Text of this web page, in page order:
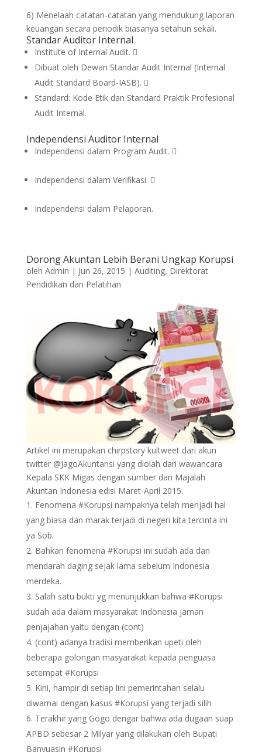
6) Menelaah catatan-catatan yang mendukung laporan
keuangan secara periodik biasanya setahun sekali.
Standar Auditor Internal
Institute of Internal Audit. 
Dibuat oleh Dewan Standar Audit Internal (Internal
Audit Standard Board-IASB). 
Standard: Kode Etik dan Standard Praktik Profesional
Audit Internal.
Independensi Auditor Internal
Independensi dalam Program Audit. 
Independensi dalam Verifikasi. 
Independensi dalam Pelaporan.
Dorong Akuntan Lebih Berani Ungkap Korupsi
oleh Admin | Jun 26, 2015 | Auditing, Direktorat
Pendidikan dan Pelatihan
Artikel ini merupakan chirpstory kultweet dari akun
twitter @JagoAkuntansi yang diolah dari wawancara
Kepala SKK Migas dengan sumber dari Majalah
Akuntan Indonesia edisi Maret-April 2015.
Fenomena #Korupsi nampaknya telah menjadi hal
yang biasa dan marak terjadi di negeri kita tercinta ini
ya Sob.
Bahkan fenomena #Korupsi ini sudah ada dan
mendarah daging sejak lama sebelum Indonesia
merdeka.
Salah satu bukti yg menunjukkan bahwa #Korupsi
sudah ada dalam masyarakat Indonesia jaman
penjajahan yaitu dengan (cont)
(cont) adanya tradisi memberikan upeti oleh
beberapa golongan masyarakat kepada penguasa
setempat #Korupsi
Kini, hampir di setiap lini pemerintahan selalu
diwarnai dengan kasus #Korupsi yang terjadi silih
Terakhir yang Gogo dengar bahwa ada dugaan suap
APBD sebesar 2 Milyar yang dilakukan oleh Bupati
Banyuasin #Korupsi